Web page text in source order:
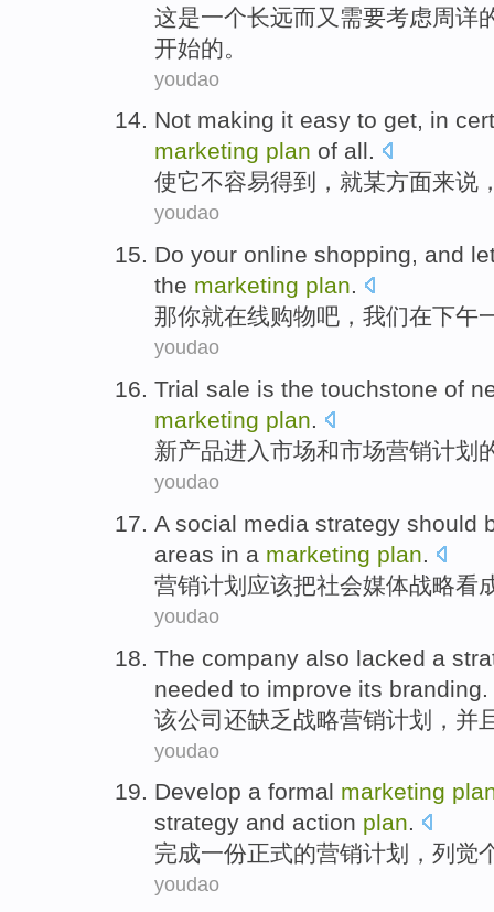
这是一个长远而又需要考虑周详
开始的。
youdao
Not making it easy to get, in
marketing plan of all.
使它不容易得到 ， 就某方面来说
youdao
Do your online shopping, and
the marketing plan.
那你就在线购物吧， 我们在下午
youdao
Trial sale is the touchstone of
marketing plan.
新产品进入市场和市场营销计划
youdao
A social media strategy should
areas in a marketing plan.
营销计划 应该把社会媒体战略看
youdao
The company also lacked a
needed to improve its branding
该公司还缺乏战略营销计划 ， 并
youdao
Develop a formal marketing
strategy and action plan.
完成一份正式的营销计划 ，列 觉
youdao